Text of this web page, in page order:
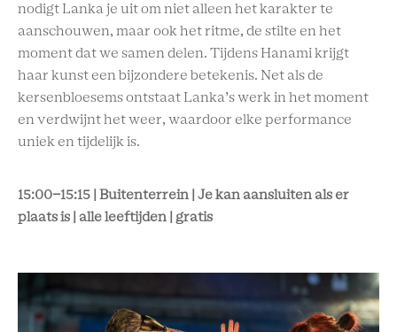
nodigt Lanka je uit om niet alleen het karakter te
aanschouwen, maar ook het ritme, de stilte en het
moment dat we samen delen. Tijdens Hanami krijgt
haar kunst een bijzondere betekenis. Net als de
kersenbloesems ontstaat Lanka’s werk in het moment
en verdwijnt het weer, waardoor elke performance
uniek en tijdelijk is.
15:00-15:15 | Buitenterrein | Je kan aansluiten als er
plaats is | alle leeftijden | gratis